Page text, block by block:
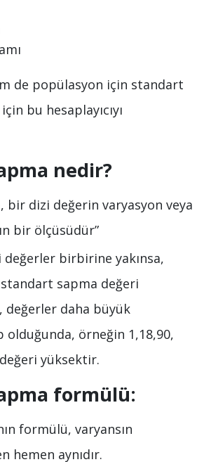
de popülasyon için standart
bu hesaplayıcıyı
nedir?
bir dizi değerin varyasyon veya
bir ölçüsüdür”
birbirine yakınsa,
sapma değeri
değerler daha büyük
olduğunda, örneğin 1,18,90,
yüksektir.
formülü:
formülü, varyansın
hemen aynıdır.